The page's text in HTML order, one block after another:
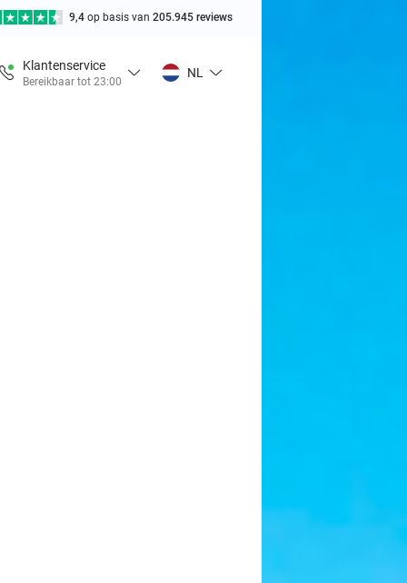
9,4 op basis van 205.945 reviews
Klantenservice
Bereikbaar tot 23:00
NL